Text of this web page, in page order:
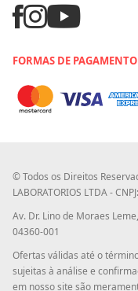
FORMAS DE PAGAMENTO
© Todos os Direitos
LABORATORIOS LTDA -
Av. Dr. Lino de Moraes
04360-001
Ofertas válidas até o
sujeitas à análise e
em nosso site são